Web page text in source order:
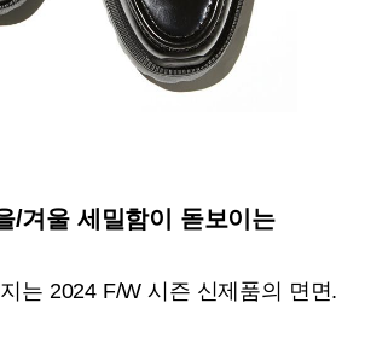
/겨울 세밀함이 돋보이는
는 2024 F/W 시즌 신제품의 면면.